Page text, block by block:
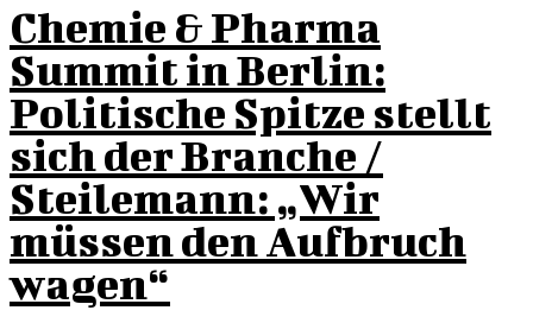
Chemie & Pharma
Summit in Berlin:
Politische Spitze stellt
sich der Branche /
Steilemann: „Wir
müssen den Aufbruch
wagen“